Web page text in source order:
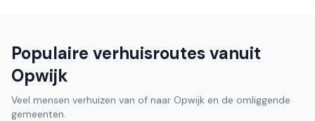
Populaire verhuisroutes vanuit
Opwijk
Veel mensen verhuizen van of naar Opwijk en de omliggende
gemeenten.